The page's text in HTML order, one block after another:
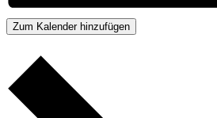
Zum Kalender hinzufügen